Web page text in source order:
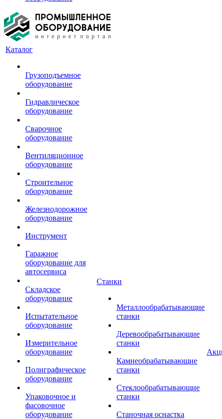
Каталог
Грузоподъемное
оборудование
Гидравлическое
оборудование
Сварочное
оборудование
Вентиляционное
оборудование
Строительное
оборудование
Железнодорожное
оборудование
Инструмент
Гаражное
оборудование для
автосервиса
Складское
оборудование
Испытательное
оборудование
Измерительное
оборудование
Полиграфическое
оборудование
Упаковочное и
фасовочное
оборудование
Станки
Металлообрабатывающие
станки
Деревообрабатывающие
станки
Камнеобрабатывающие
станки
Стеклообрабатывающие
станки
Станочная оснастка